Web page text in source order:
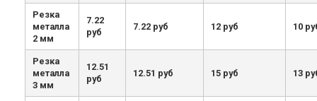
Резка
металла
2 мм
7.22
руб
7.22 руб 12 руб 10
Резка
металла
3 мм
12.51
руб
12.51 руб 15 руб 13